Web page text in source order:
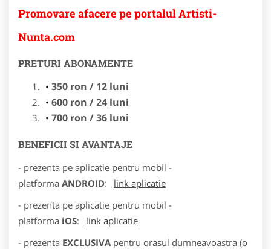
Promovare afacere pe portalul Artisti-
Nunta.com
PRETURI ABONAMENTE
350 ron / 12 luni
600 ron / 24 luni
700 ron / 36 luni
BENEFICII SI AVANTAJE
- prezenta pe aplicatie pentru mobil -
platforma ANDROID:
link aplicatie
- prezenta pe aplicatie pentru mobil -
platforma iOS:
link aplicatie
- prezenta EXCLUSIVA pentru orasul dumneavoastra (o